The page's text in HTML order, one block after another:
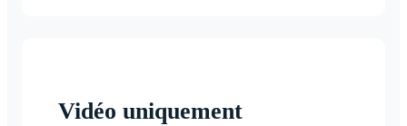
Vidéo uniquement